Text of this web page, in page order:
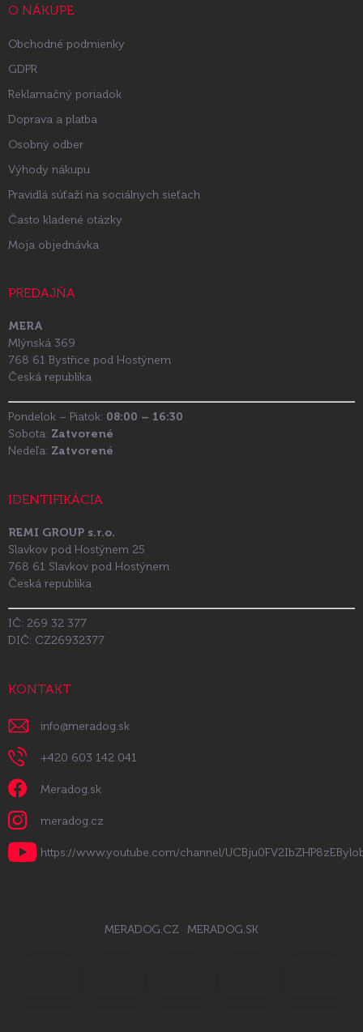
O NÁKUPE
Obchodné podmienky
GDPR
Reklamačný poriadok
Doprava a platba
Osobný odber
Výhody nákupu
Pravidlá súťaží na sociálnych sieťach
Často kladené otázky
Moja objednávka
PREDAJŇA
MERA
Mlýnská 369
768 61 Bystřice pod Hostýnem
Česká republika
Pondelok – Piatok: 08:00 – 16:30
Sobota: Zatvorené
Nedeľa: Zatvorené
IDENTIFIKÁCIA
REMI GROUP s.r.o.
Slavkov pod Hostýnem 25
768 61 Slavkov pod Hostýnem
Česká republika
IČ: 269 32 377
DIČ: CZ26932377
KONTAKT
info@meradog.sk
+420 603 142 041
Meradog.sk
meradog.cz
https://www.youtube.com/channel/
MERADOG.CZ MERADOG.SK